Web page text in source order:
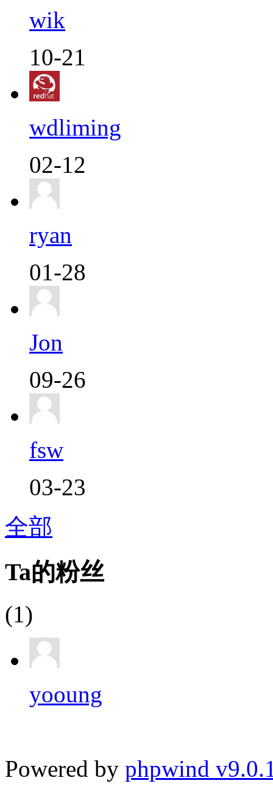
wik
10-21
wdliming
02-12
ryan
01-28
Jon
09-26
fsw
03-23
全部
Ta的粉丝
(1)
yooung
Powered by phpwind